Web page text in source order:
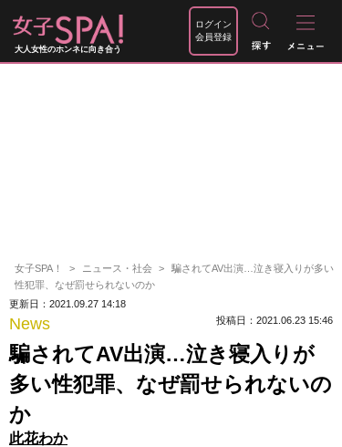
大人女性のホンネに向き合う
ログイン
会員登録
女子SPA！ ニュース・社会
騙されてAV出演…泣き寝入りが多い
性犯罪、なぜ罰せられないのか
更新日：2021.09.27 14:18
News 投稿日：2021.06.23 15:46
騙されてAV出演…泣き寝入りが
多い性犯罪、なぜ罰せられないの
か
此花わか